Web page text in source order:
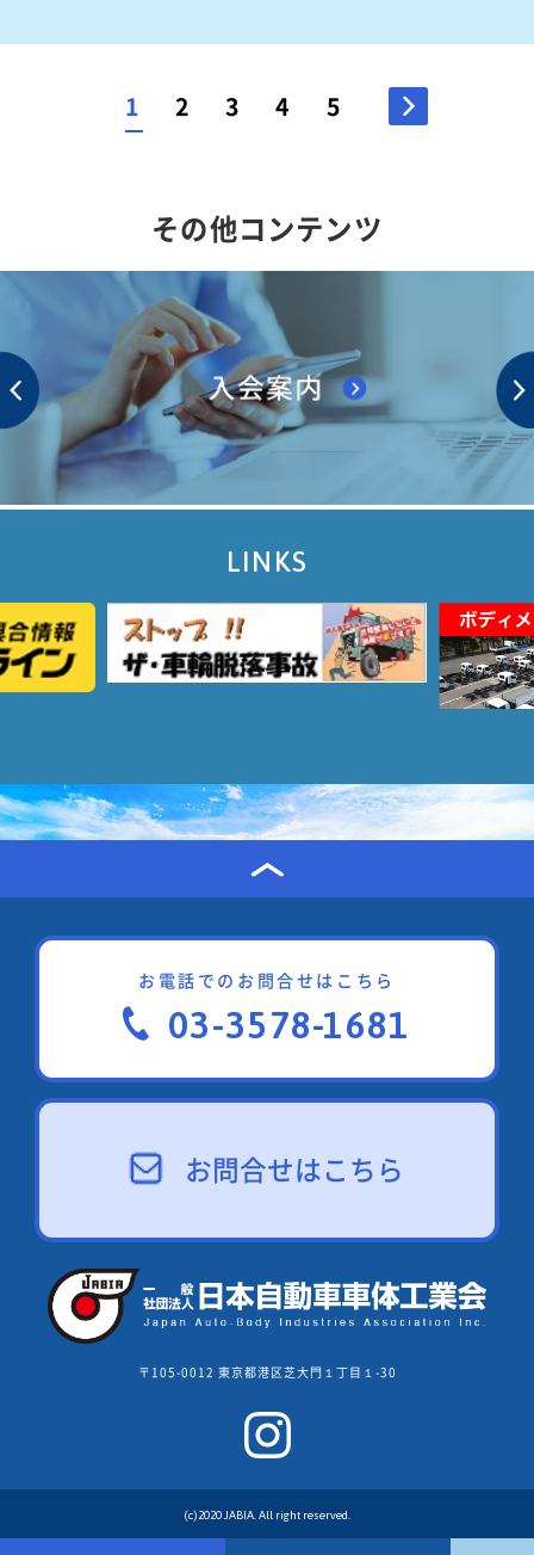
1 2 3 4 5
その他コンテンツ
LINKS
お電話でのお問合せはこちら
03-3578-1681
お問合せはこちら
〒105-0012 東京都港区芝大門１丁目１-30
(c)2020 JABIA. All right reserved.